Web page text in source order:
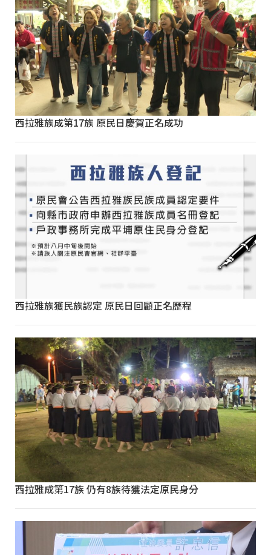
西拉雅族成第17族 原民日慶賀正名成功
西拉雅族獲民族認定 原民日回顧正名歷程
西拉雅成第17族 仍有8族待獲法定原民身分